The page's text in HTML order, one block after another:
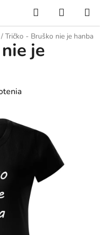
Hľadať
KOŠÍK
/ Tričko - Bruško nie je hanba
je